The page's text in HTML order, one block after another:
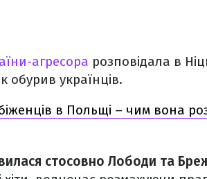
агресора розповідала в
обурив українців.
в Польщі – чим вона
стосовно Лободи та